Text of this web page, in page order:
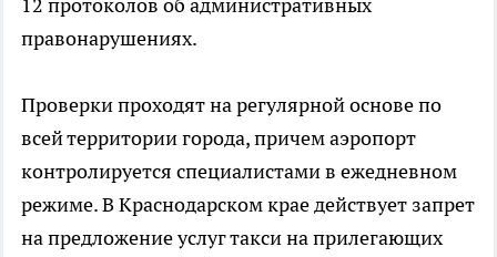
12 протоколов об административных
правонарушениях.
Проверки проходят на регулярной основе по
всей территории города, причем аэропорт
контролируется специалистами в ежедневном
режиме. В Краснодарском крае действует запрет
на предложение услуг такси на прилегающих